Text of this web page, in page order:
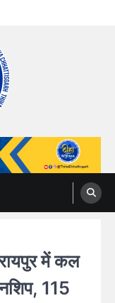
में कल
115